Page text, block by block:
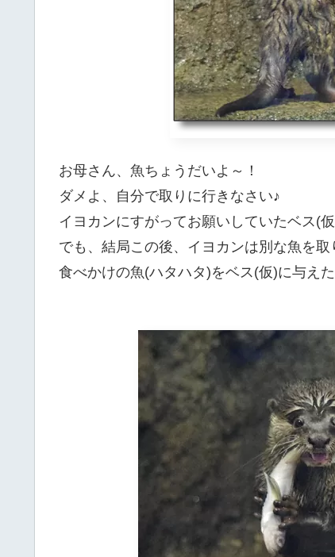
お母さん、魚ちょうだいよ～！
ダメよ、自分で取りに行きなさい♪
イヨカンにすがってお願いしていたベス(仮
でも、結局この後、イヨカンは別な魚を取
食べかけの魚(ハタハタ)をベス(仮)に与え